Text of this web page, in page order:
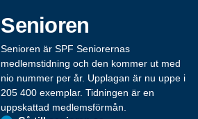
Senioren
Senioren är SPF Seniorernas
medlemstidning och den kommer ut med
nio nummer per år. Upplagan är nu uppe i
205 400 exemplar. Tidningen är en
uppskattad medlemsförmån.